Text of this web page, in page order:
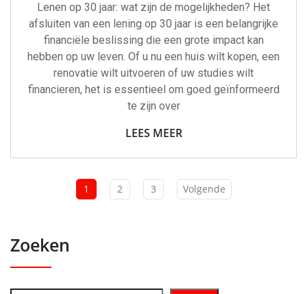
Lenen op 30 jaar: wat zijn de mogelijkheden? Het
afsluiten van een lening op 30 jaar is een belangrijke
financiële beslissing die een grote impact kan
hebben op uw leven. Of u nu een huis wilt kopen, een
renovatie wilt uitvoeren of uw studies wilt
financieren, het is essentieel om goed geïnformeerd
te zijn over
LEES MEER
1 2 3 Volgende
Zoeken